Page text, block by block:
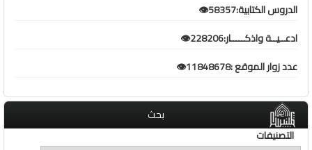
الدروس الكتابية:58357👁️
ادعــيــة واذكـــــار:228206👁️
عدد زوار الموقع :11848678👁️
بحث
التصنيفات